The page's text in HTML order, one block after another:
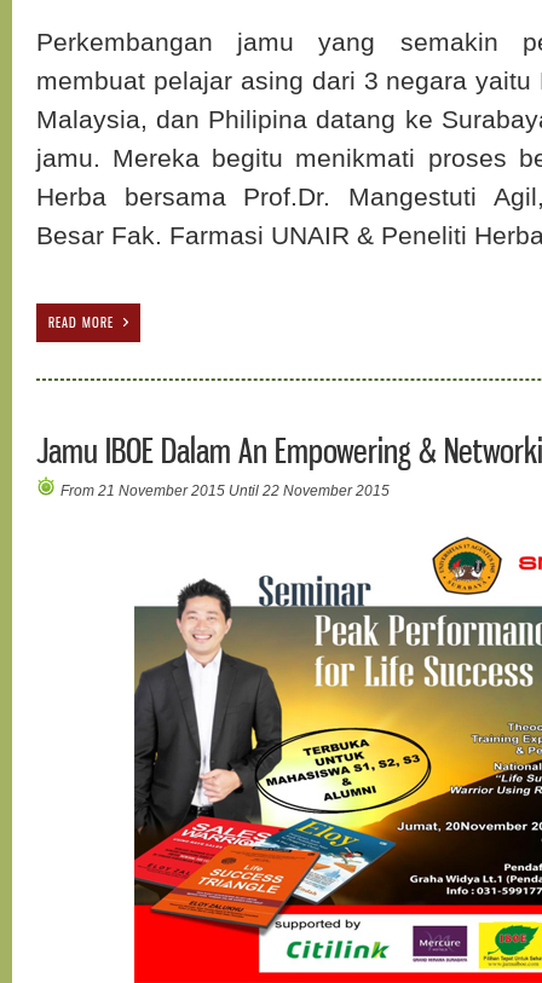
Perkembangan jamu yang semakin
membuat pelajar asing dari 3 negara yaitu
Malaysia, dan Philipina datang ke
jamu. Mereka begitu menikmati proses
Herba bersama Prof.Dr. Mangestuti
Besar Fak. Farmasi UNAIR & Peneliti
READ MORE
Jamu IBOE Dalam An Empowering &
From 21 November 2015 Until 22 November 2015